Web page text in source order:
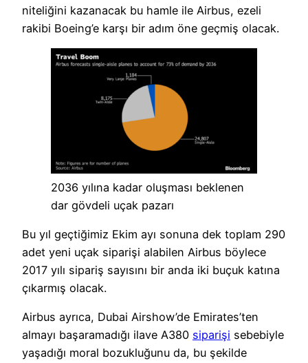
niteliğini kazanacak bu hamle ile Airbus, ezeli
rakibi Boeing’e karşı bir adım öne geçmiş olacak.
2036 yılına kadar oluşması beklenen
dar gövdeli uçak pazarı
Bu yıl geçtiğimiz Ekim ayı sonuna dek toplam 290
adet yeni uçak siparişi alabilen Airbus böylece
2017 yılı sipariş sayısını bir anda iki buçuk katına
çıkarmış olacak.
Airbus ayrıca, Dubai Airshow’de Emirates’ten
almayı başaramadığı ilave A380 siparişi sebebiyle
yaşadığı moral bozukluğunu da, bu şekilde